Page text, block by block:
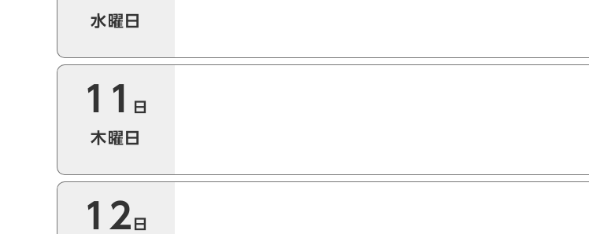
水曜日
11 日
木曜日
12 日